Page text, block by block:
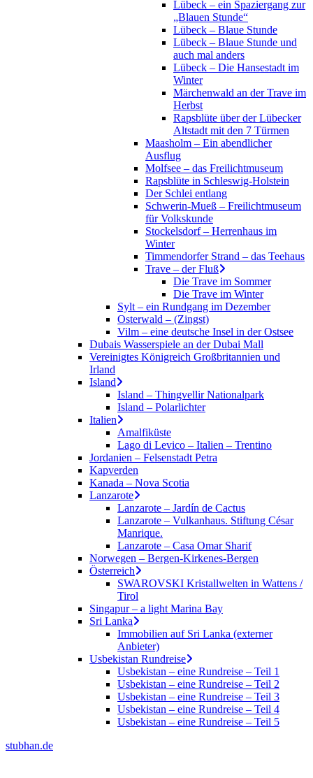
Lübeck – ein Spaziergang zur
„Blauen Stunde“
Lübeck – Blaue Stunde
Lübeck – Blaue Stunde und
auch mal anders
Lübeck – Die Hansestadt im
Winter
Märchenwald an der Trave im
Herbst
Rapsblüte über der Lübecker
Altstadt mit den 7 Türmen
Maasholm – Ein abendlicher
Ausflug
Molfsee – das Freilichtmuseum
Rapsblüte in Schleswig-Holstein
Der Schlei entlang
Schwerin-Mueß – Freilichtmuseum
für Volkskunde
Stockelsdorf – Herrenhaus im
Winter
Timmendorfer Strand – das Teehaus
Trave – der Fluß
Die Trave im Sommer
Die Trave im Winter
Sylt – ein Rundgang im Dezember
Osterwald – (Zingst)
Vilm – eine deutsche Insel in der Ostsee
Dubais Wasserspiele an der Dubai Mall
Vereinigtes Königreich Großbritannien und
Irland
Island
Island – Thingvellir Nationalpark
Island – Polarlichter
Italien
Amalfiküste
Lago di Levico – Italien – Trentino
Jordanien – Felsenstadt Petra
Kapverden
Kanada – Nova Scotia
Lanzarote
Lanzarote – Jardín de Cactus
Lanzarote – Vulkanhaus. Stiftung César
Manrique.
Lanzarote – Casa Omar Sharif
Norwegen – Bergen-Kirkenes-Bergen
Österreich
SWAROVSKI Kristallwelten in Wattens /
Tirol
Singapur – a light Marina Bay
Sri Lanka
Immobilien auf Sri Lanka (externer
Anbieter)
Usbekistan Rundreise
Usbekistan – eine Rundreise – Teil 1
Usbekistan – eine Rundreise – Teil 2
Usbekistan – eine Rundreise – Teil 3
Usbekistan – eine Rundreise – Teil 4
Usbekistan – eine Rundreise – Teil 5
stubhan.de